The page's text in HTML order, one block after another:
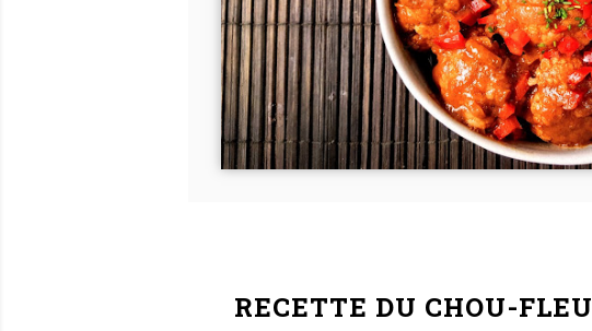
RECETTE DU CHOU-